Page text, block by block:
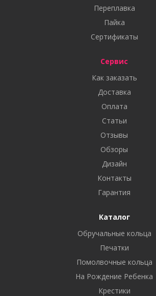
Переплавка
Пайка
Сертификаты
Сервис
Как заказать
Доставка
Оплата
Статьи
Отзывы
Обзоры
Дизайн
Контакты
Гарантия
Каталог
Обручальные кольца
Печатки
Помолвочные кольца
На Рождение Ребенка
Крестики